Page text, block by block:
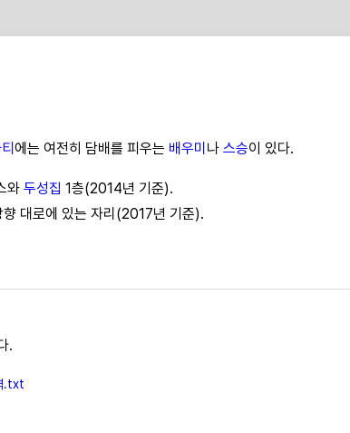
에는 여전히 담배를 피우는 배우미 나 스승이 있다.
와 두성집 1층(2014년 기준).
향 대로에 있는 자리(2017년 기준).
.
.txt